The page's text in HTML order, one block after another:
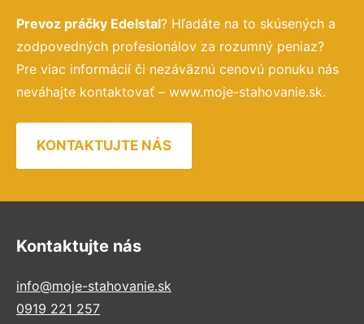
Prevoz práčky Edelstal? Hľadáte na to skúsených a
zodpovedných profesionálov za rozumný peniaz?
Pre viac informácií či nezáväznú cenovú ponuku nás
neváhajte kontaktovať – www.moje-stahovanie.sk.
KONTAKTUJTE NÁS
Kontaktujte nás
info@moje-stahovanie.sk
0919 221 257